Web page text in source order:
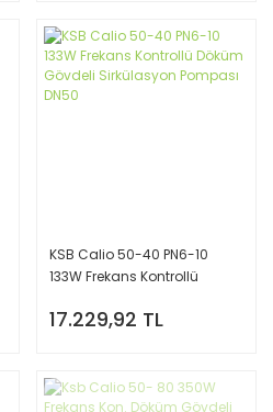
KSB Calio 50-40 PN6-10
133W Frekans Kontrollü
Pompası DN50
17.229,92 TL